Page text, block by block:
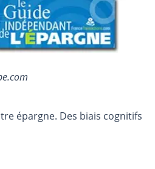
épargne. Des biais cognitifs